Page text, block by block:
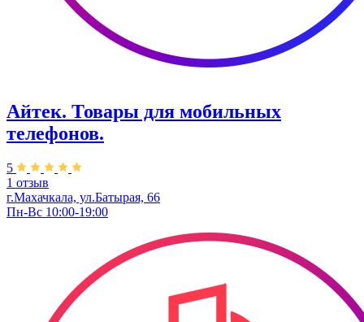
Айтек. Товары для мобильных
телефонов.
5
1 отзыв
г.Махачкала, ул.Батырая, 66
Пн-Вс 10:00-19:00